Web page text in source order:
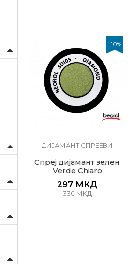
10%
ДИЈАМАНТ СПРЕЕВИ
Спреј дијамант зелен
Verde Chiaro
297 МКД
330МКД